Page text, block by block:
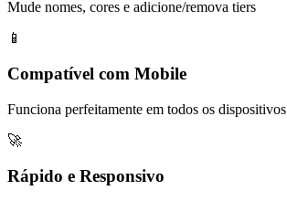
Mude nomes, cores e adicione/remova tiers
📱
Compatível com Mobile
Funciona perfeitamente em todos os dispositivos
🚀
Rápido e Responsivo